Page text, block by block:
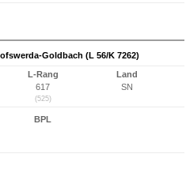
Goldbach (L 56/K 7262)
L-Rang
617
(525)
Land
SN
BPL